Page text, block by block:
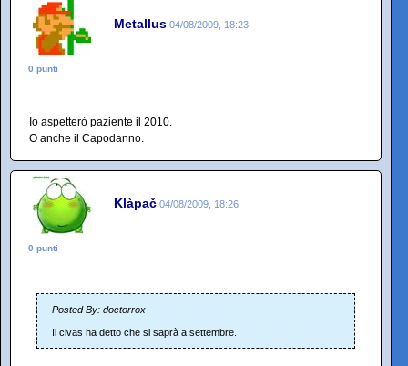
Metallus 04/08/2009, 18:23
0 punti
Io aspetterò paziente il 2010.
O anche il Capodanno.
Klàpač 04/08/2009, 18:26
0 punti
Posted By: doctorrox
Il civas ha detto che si saprà a settembre.